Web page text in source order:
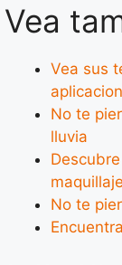
Vea
Vea sus
No te
lluvia
No te